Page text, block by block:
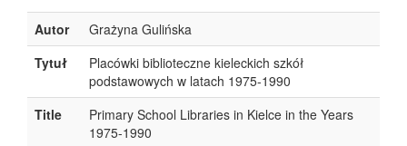
Autor
Grażyna Gulińska
Tytuł
Placówki biblioteczne kieleckich szkół
podstawowych w latach 1975-1990
Title
Primary School Libraries in Kielce in the Years
1975-1990